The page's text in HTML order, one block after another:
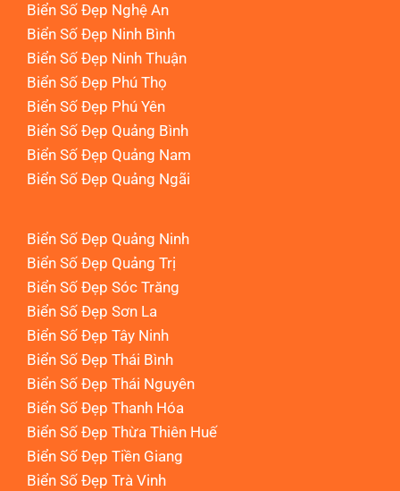
Biển Số Đẹp Nghệ An
Biển Số Đẹp Ninh Bình
Biển Số Đẹp Ninh Thuận
Biển Số Đẹp Phú Thọ
Biển Số Đẹp Phú Yên
Biển Số Đẹp Quảng Bình
Biển Số Đẹp Quảng Nam
Biển Số Đẹp Quảng Ngãi
Biển Số Đẹp Quảng Ninh
Biển Số Đẹp Quảng Trị
Biển Số Đẹp Sóc Trăng
Biển Số Đẹp Sơn La
Biển Số Đẹp Tây Ninh
Biển Số Đẹp Thái Bình
Biển Số Đẹp Thái Nguyên
Biển Số Đẹp Thanh Hóa
Biển Số Đẹp Thừa Thiên Huế
Biển Số Đẹp Tiền Giang
Biển Số Đẹp Trà Vinh